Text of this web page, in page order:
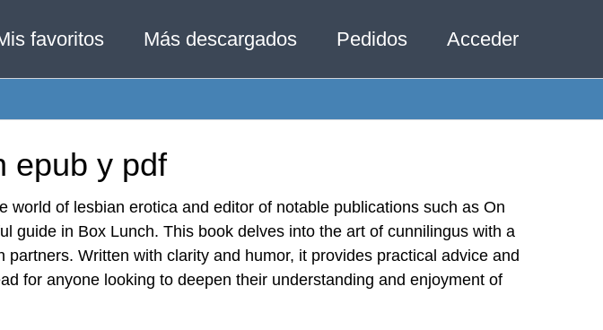
favoritos Más descargados Pedidos Acceder
epub y pdf
world of lesbian erotica and editor of notable publications such as On
guide in Box Lunch. This book delves into the art of cunnilingus with a
Written with clarity and humor, it provides practical advice and
for anyone looking to deepen their understanding and enjoyment of